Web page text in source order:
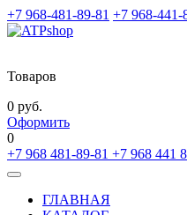
+7 968-481-89-81 +7 968-441-
Товаров
0 руб.
Оформить
0
+7 968 481-89-81 +7 968 441
Toggle
navigationГЛАВНАЯ